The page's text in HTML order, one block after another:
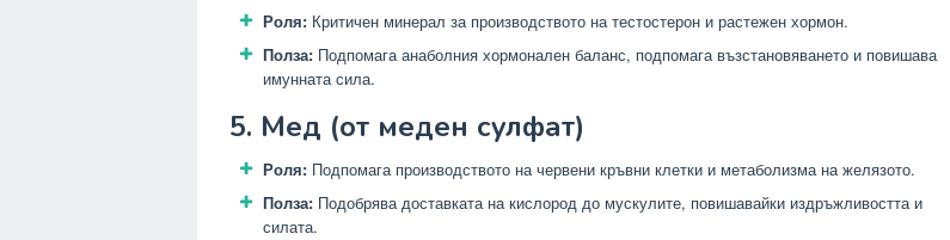
Роля: Критичен минерал за производството на тестостерон и растежен хормон.
Полза: Подпомага анаболния хормонален баланс, подпомага възстановяването и повишава
имунната сила.
5. Мед (от меден сулфат)
Роля: Подпомага производството на червени кръвни клетки и метаболизма на желязото.
Полза: Подобрява доставката на кислород до мускулите, повишавайки издръжливостта и
силата.